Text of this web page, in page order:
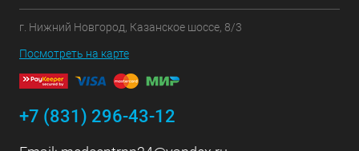
г. Нижний Новгород, Казанское шоссе, 8/3
Посмотреть на карте
+7 (831) 296-43-12